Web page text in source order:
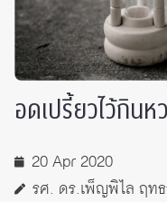
อดเปรี้ยวไว้กินห
20 Apr 2020
รศ. ดร.เพ็ญพิไล ฤท